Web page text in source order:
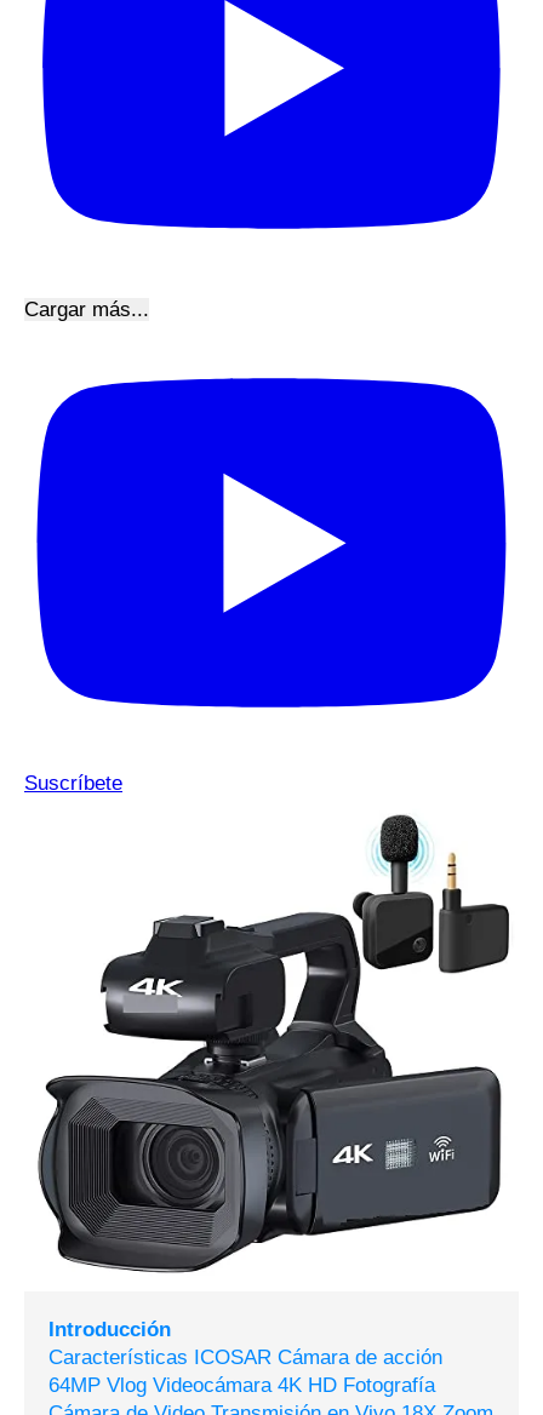
Cargar más...
Suscríbete
Introducción
Características ICOSAR Cámara de acción
64MP Vlog Videocámara 4K HD Fotografía